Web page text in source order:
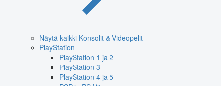
Näytä kaikki Konsolit & Videopelit
PlayStation
PlayStation 1 ja 2
PlayStation 3
PlayStation 4 ja 5